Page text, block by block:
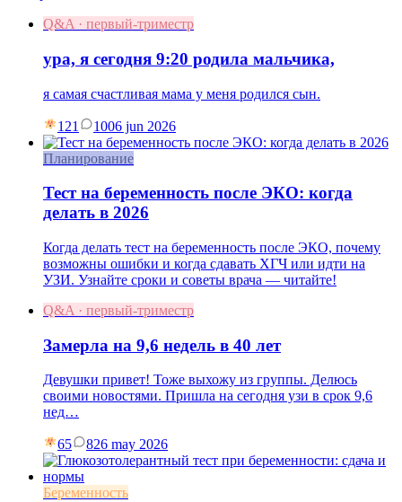
Q&A · первый-триместр
ура, я сегодня 9:20 родила мальчика,
я самая счастливая мама у меня родился сын.
121 1006 jun 2026
Планирование
Тест на беременность после ЭКО: когда
делать в 2026
Когда делать тест на беременность после ЭКО, почему
возможны ошибки и когда сдавать ХГЧ или идти на
УЗИ. Узнайте сроки и советы врача — читайте!
Q&A · первый-триместр
Замерла на 9,6 недель в 40 лет
Девушки привет! Тоже выхожу из группы. Делюсь
своими новостями. Пришла на сегодня узи в срок 9,6
нед…
65 826 may 2026
Беременность